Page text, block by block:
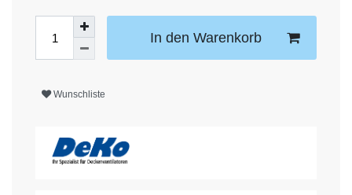
In den Warenkorb
Wunschliste